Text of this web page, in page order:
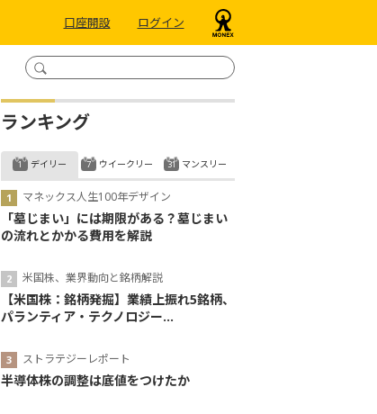
口座開設 ログイン
ランキング
デイリー
マネックス人生100年デザイン
「墓じまい」には期限がある？墓じまい
の流れとかかる費用を解説
米国株、業界動向と銘柄解説
【米国株：銘柄発掘】業績上振れ5銘柄、
パランティア・テクノロジー...
ストラテジーレポート
半導体株の調整は底値をつけたか
ウイークリー マンスリー